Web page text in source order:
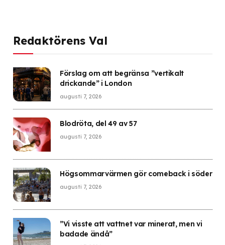
Redaktörens Val
Förslag om att begränsa ”vertikalt
drickande” i London
augusti 7, 2026
Blodröta, del 49 av 57
augusti 7, 2026
Högsommarvärmen gör comeback i söder
augusti 7, 2026
”Vi visste att vattnet var minerat, men vi
badade ändå”